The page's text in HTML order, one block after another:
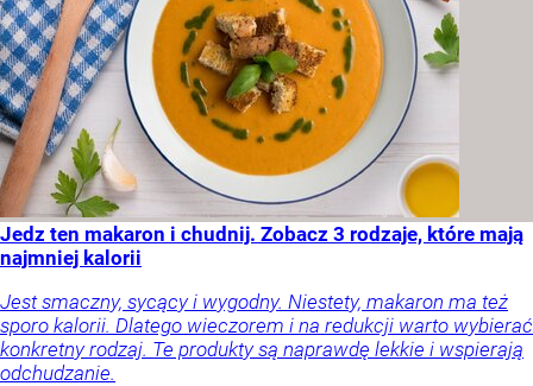
Jedz ten makaron i chudnij. Zobacz 3 rodzaje, które mają
najmniej kalorii
Jest smaczny, sycący i wygodny. Niestety, makaron ma też
sporo kalorii. Dlatego wieczorem i na redukcji warto wybierać
konkretny rodzaj. Te produkty są naprawdę lekkie i wspierają
odchudzanie.